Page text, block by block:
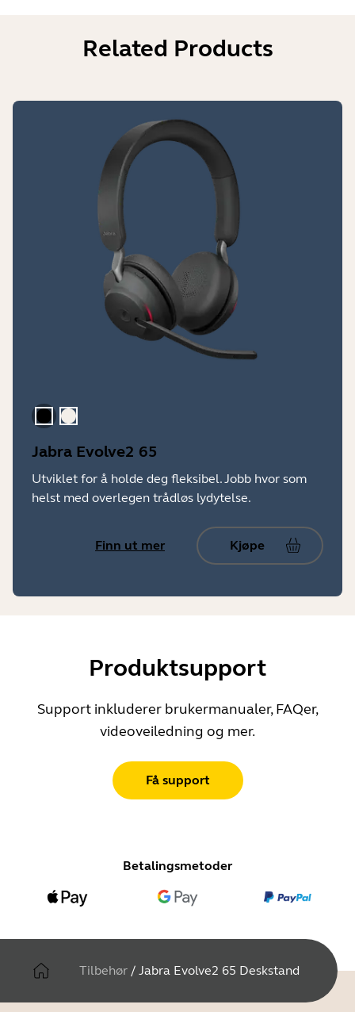
Related Products
SvartGull beige
Jabra Evolve2 65
Utviklet for å holde deg fleksibel. Jobb hvor som
helst med overlegen trådløs lydytelse.
Finn ut mer Kjøpe
Produktsupport
Support inkluderer brukermanualer, FAQer,
videoveiledning og mer.
Få support
Betalingsmetoder
Tilbehør / Jabra Evolve2 65 Deskstand